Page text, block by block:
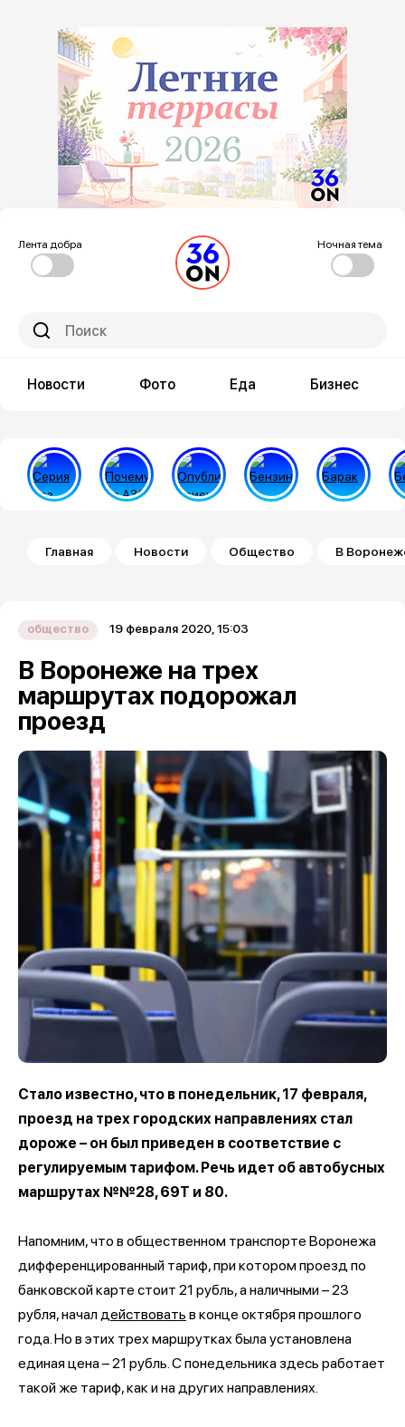
Лента добра Ночная тема
Новости Фото Еда Бизнес
Строка навигации
Главная Новости Общество В
общество 19 февраля 2020, 15:03
В Воронеже на трех
маршрутах подорожал
проезд
Стало известно, что в понедельник, 17 февраля,
проезд на трех городских направлениях стал
дороже – он был приведен в соответствие с
регулируемым тарифом. Речь идет об автобусных
маршрутах №№28, 69Т и 80.
Напомним, что в общественном транспорте Воронежа
дифференцированный тариф, при котором проезд по
банковской карте стоит 21 рубль, а наличными – 23
рубля, началдействовать в конце октября прошлого
года. Но в этих трех маршрутках была установлена
единая цена – 21 рубль. С понедельника здесь работает
такой же тариф, как и на других направлениях.